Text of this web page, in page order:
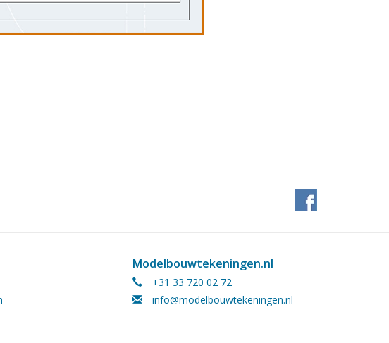
Modelbouwtekeningen.nl
+31 33 720 02 72
info@modelbouwtekeningen.nl